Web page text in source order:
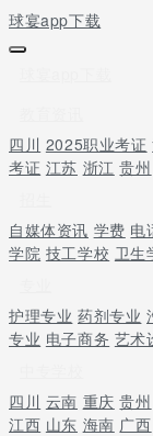
球宴app下载
四川 2025职业考证
考证 江苏 浙江 贵州
自媒体资讯 学费 电
学院 技工学校 卫生
护理专业 药剂专业
专业 电子商务 艺术
四川 云南 重庆 贵州
江西 山东 海南 广西